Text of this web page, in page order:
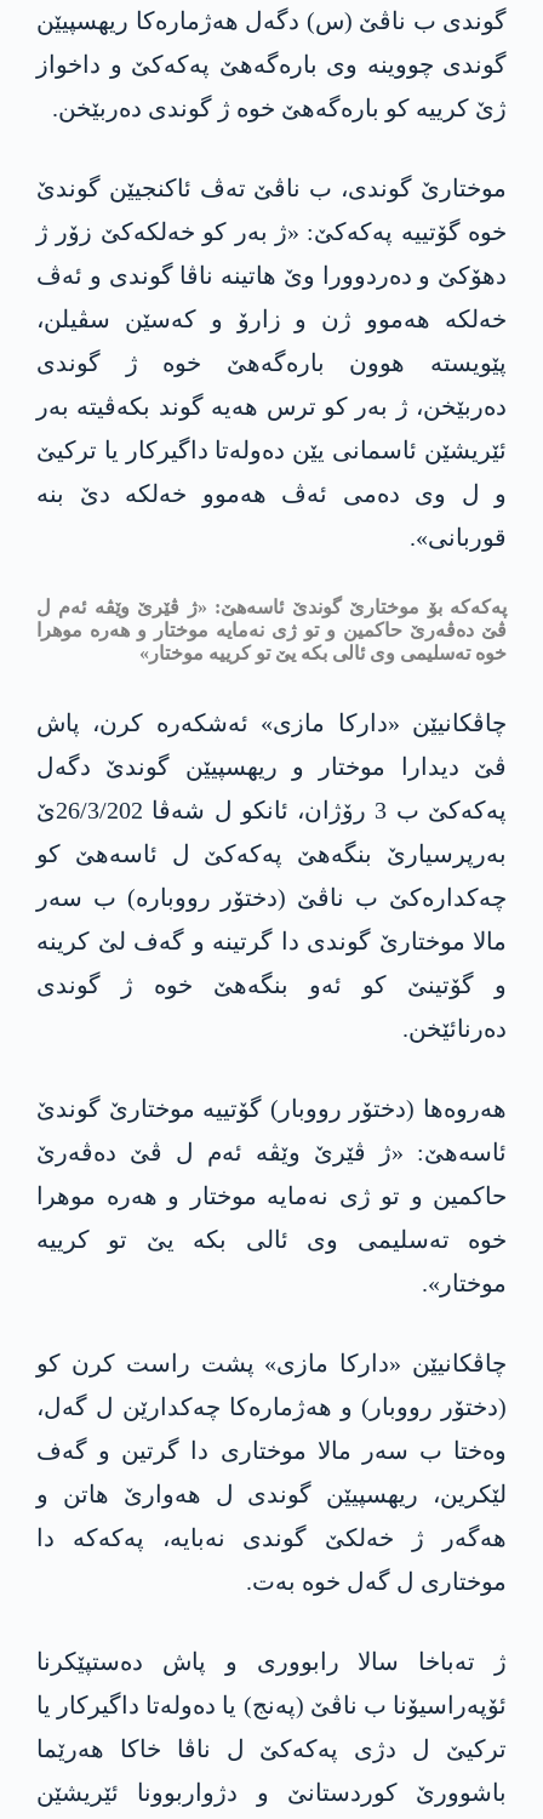
گوندی ب ناڤێ (س) دگه‌ل هه‌ژماره‌كا ریهسپیێن
گوندی چووینه‌ وی باره‌گه‌هێ په‌كه‌كێ و داخواز
ژێ كرییه‌ كو باره‌گه‌هێ خوه‌ ژ گوندی ده‌ربێخن.
موختارێ گوندی، ب ناڤێ ته‌ڤ ئاكنجیێن گوندێ
خوه‌ گۆتییه‌ په‌كه‌كێ: «ژ به‌ر كو خه‌لكه‌كێ زۆر ژ
دهۆكێ و ده‌ردوورا وێ هاتینه‌ ناڤا گوندی و ئه‌ڤ
خه‌لكه‌ هه‌موو ژن و زارۆ و كه‌سێن سڤیلن،
پێویسته‌ هوون باره‌گه‌هێ خوه‌ ژ گوندی
ده‌ربێخن، ژ به‌ر كو ترس هه‌یه‌ گوند بكه‌ڤیته‌ به‌ر
ئێریشێن ئاسمانی یێن ده‌وله‌تا داگیركار یا تركیێ
و ل وی ده‌می ئه‌ڤ هه‌موو خه‌لكه‌ دێ بنه‌
قوربانی».
په‌كه‌كه‌ بۆ موختارێ گوندێ ئاسه‌هێ: «ژ ڤێرێ وێڤه‌ ئه‌م ل
ڤێ ده‌ڤه‌رێ حاكمین و تو ژی نه‌مایه‌ موختار و هه‌ره‌ موهرا
خوه‌ ته‌سلیمی وی ئالی بكه‌ یێ تو كرییه‌ موختار»
چاڤكانیێن «داركا مازی» ئه‌شكه‌ره‌ كرن، پاش
ڤێ دیدارا موختار و ریهسپیێن گوندێ دگه‌ل
په‌كه‌كێ ب 3 رۆژان، ئانكو ل شه‌ڤا 26/3/202ێ
به‌رپرسیارێ بنگه‌هێ په‌كه‌كێ ل ئاسه‌هێ كو
چه‌كداره‌كێ ب ناڤێ (دختۆر رووباره‌) ب سه‌ر
مالا موختارێ گوندی دا گرتینه‌ و گه‌ف لێ كرینه‌
و گۆتینێ كو ئه‌و بنگه‌هێ خوه‌ ژ گوندی
ده‌رنائێخن.
هه‌روه‌ها (دختۆر رووبار) گۆتییه‌ موختارێ گوندێ
ئاسه‌هێ: «ژ ڤێرێ وێڤه‌ ئه‌م ل ڤێ ده‌ڤه‌رێ
حاكمین و تو ژی نه‌مایه‌ موختار و هه‌ره‌ موهرا
خوه‌ ته‌سلیمی وی ئالی بكه‌ یێ تو كرییه‌
موختار».
چاڤكانیێن «داركا مازی» پشت راست كرن كو
(دختۆر رووبار) و هه‌ژماره‌كا چه‌كدارێن ل گه‌ل،
وه‌ختا ب سه‌ر مالا موختاری دا گرتین و گه‌ف
لێكرین، ریهسپیێن گوندی ل هه‌وارێ هاتن و
هه‌گه‌ر ژ خه‌لكێ گوندی نه‌بایه‌، په‌كه‌كه‌ دا
موختاری ل گه‌ل خوه‌ به‌ت.
ژ ته‌باخا سالا رابووری و پاش ده‌ستپێكرنا
ئۆپه‌راسیۆنا ب ناڤێ (په‌نج) یا ده‌وله‌تا داگیركار یا
تركیێ ل دژی په‌كه‌كێ ل ناڤا خاكا هه‌رێما
باشوورێ كوردستانێ و دژواربوونا ئێریشێن